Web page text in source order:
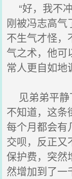
“好，我不
刚被冯志高气
不生气才怪，
气之术，他可
常人更自如地
见弟弟平静
不知道，这
每个月都会有
交呗，反正
保护费，突然
然增加到了